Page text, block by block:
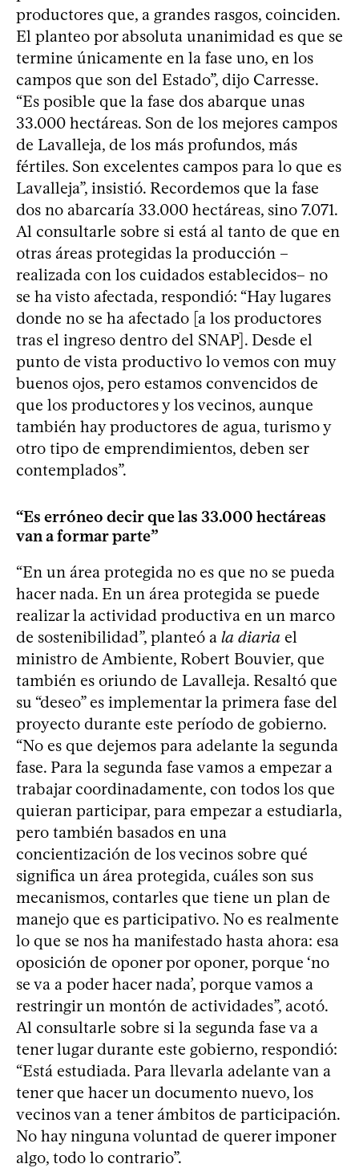
productores que, a grandes rasgos, coinciden.
El planteo por absoluta unanimidad es que se
termine únicamente en la fase uno, en los
campos que son del Estado”, dijo Carresse.
“Es posible que la fase dos abarque unas
33.000 hectáreas. Son de los mejores campos
de Lavalleja, de los más profundos, más
fértiles. Son excelentes campos para lo que es
Lavalleja”, insistió. Recordemos que la fase
dos no abarcaría 33.000 hectáreas, sino 7.071.
Al consultarle sobre si está al tanto de que en
otras áreas protegidas la producción –
realizada con los cuidados establecidos– no
se ha visto afectada, respondió: “Hay lugares
donde no se ha afectado [a los productores
tras el ingreso dentro del SNAP]. Desde el
punto de vista productivo lo vemos con muy
buenos ojos, pero estamos convencidos de
que los productores y los vecinos, aunque
también hay productores de agua, turismo y
otro tipo de emprendimientos, deben ser
contemplados”.
“Es erróneo decir que las 33.000 hectáreas
van a formar parte”
“En un área protegida no es que no se pueda
hacer nada. En un área protegida se puede
realizar la actividad productiva en un marco
de sostenibilidad”, planteó a la diaria el
ministro de Ambiente, Robert Bouvier, que
también es oriundo de Lavalleja. Resaltó que
su “deseo” es implementar la primera fase del
proyecto durante este período de gobierno.
“No es que dejemos para adelante la segunda
fase. Para la segunda fase vamos a empezar a
trabajar coordinadamente, con todos los que
quieran participar, para empezar a estudiarla,
pero también basados en una
concientización de los vecinos sobre qué
significa un área protegida, cuáles son sus
mecanismos, contarles que tiene un plan de
manejo que es participativo. No es realmente
lo que se nos ha manifestado hasta ahora: esa
oposición de oponer por oponer, porque ‘no
se va a poder hacer nada’, porque vamos a
restringir un montón de actividades”, acotó.
Al consultarle sobre si la segunda fase va a
tener lugar durante este gobierno, respondió:
“Está estudiada. Para llevarla adelante van a
tener que hacer un documento nuevo, los
vecinos van a tener ámbitos de participación.
No hay ninguna voluntad de querer imponer
algo, todo lo contrario”.